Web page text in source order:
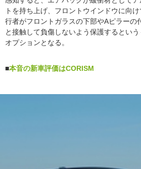
トを持ち上げ、フロントウインドウに向
行者がフロントガラスの下部やAピラーの
と接触して負傷しないよう保護するとい
オプションとなる。
■本音の新車評価はCORISM